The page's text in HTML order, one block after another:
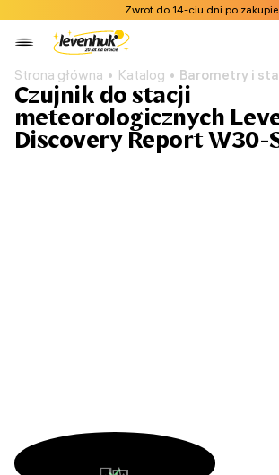
Zwrot do 14-ciu dni po zakupie
Strona główna Katalog Barometry i
Czujnik do stacji
meteorologicznych
Discovery Report W30-